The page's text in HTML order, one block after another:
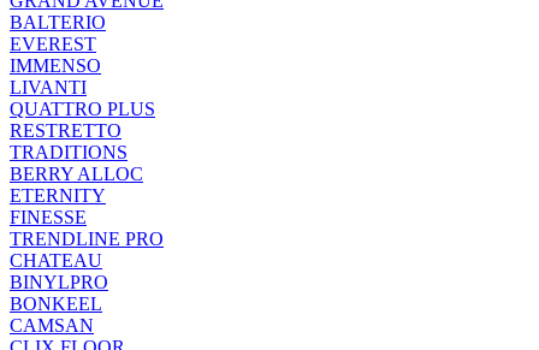
BALTERIO
EVEREST
IMMENSO
LIVANTI
QUATTRO PLUS
RESTRETTO
TRADITIONS
BERRY ALLOC
ETERNITY
FINESSE
TRENDLINE PRO
CHATEAU
BINYLPRO
BONKEEL
CAMSAN